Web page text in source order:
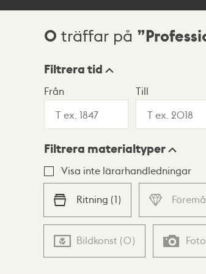
Sökresultat
0 träffar på
Visningsläge
Lista Karta
Filtrera tid
Från Till
Filtrera materialtyper
Visa inte lärarhandledningar
Ritning (1)
Bildkonst (0) Foto